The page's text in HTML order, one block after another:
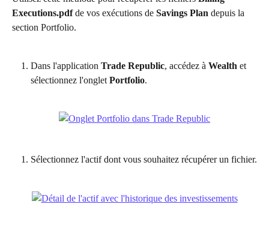
Executions.pdf de vos exécutions de Savings Plan depuis la
section Portfolio.
Dans l'application Trade Republic, accédez à Wealth et
sélectionnez l'onglet Portfolio.
Sélectionnez l'actif dont vous souhaitez récupérer un fichier.